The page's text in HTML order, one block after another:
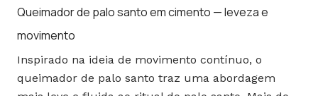
Queimador de palo santo em cimento — leveza e
movimento
Inspirado na ideia de movimento contínuo, o
queimador de palo santo traz uma abordagem